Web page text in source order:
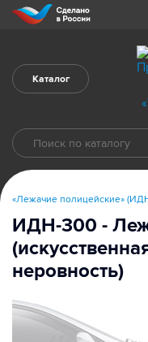
Каталог
«Лежачие полицейские»
ИДН-300 -
неровность)